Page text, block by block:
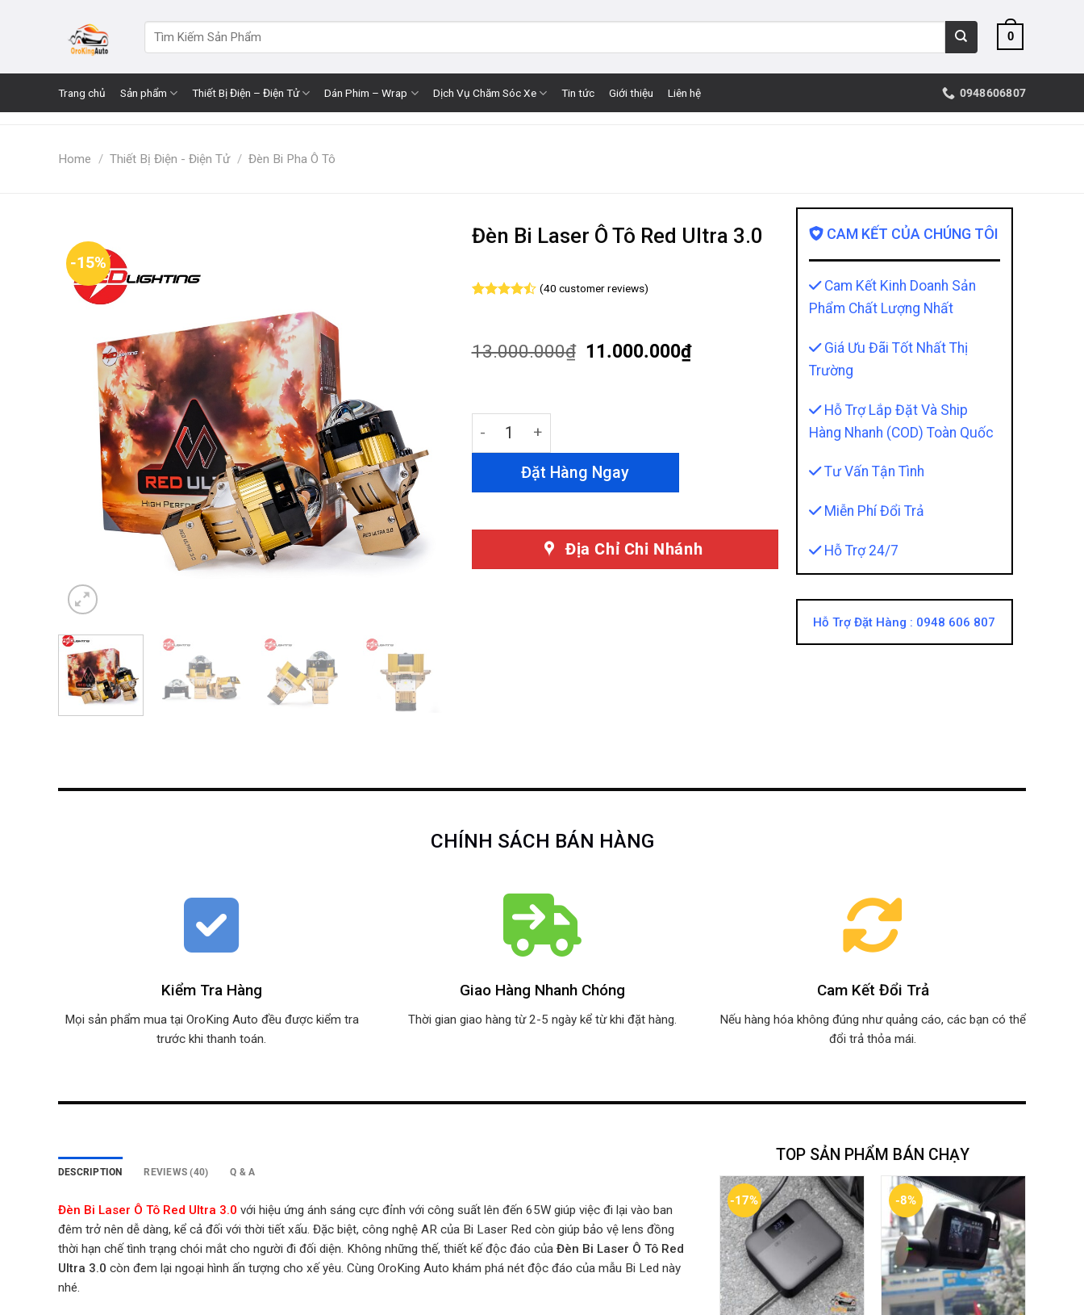
for:
0
Trang chủ Sản phẩm Thiết Bị Điện – Điện Tử Dán Phim – Wrap Dịch Vụ Chăm Sóc Xe Tin tức Giới thiệu Liên hệ 0948606807
Home / Thiết Bị Điện - Điện Tử / Đèn Bi Pha Ô Tô
-15%
Đèn Bi Laser Ô Tô Red Ultra 3.0
based on
customer
(40 customer reviews)
13.000.000₫ 11.000.000₫
Đèn Bi Laser Ô Tô Red Ultra 3.0 quantity
Đặt Hàng Ngay
Địa Chỉ Chi Nhánh
CAM KẾT CỦA CHÚNG TÔI
Cam Kết Kinh Doanh Sản
Phẩm Chất Lượng Nhất
Giá Ưu Đãi Tốt Nhất Thị
Trường
Hỗ Trợ Lắp Đặt Và Ship
Hàng Nhanh (COD) Toàn Quốc
Tư Vấn Tận Tình
Miễn Phí Đổi Trả
Hỗ Trợ 24/7
Hỗ Trợ Đặt Hàng : 0948 606 807
CHÍNH SÁCH BÁN HÀNG
Kiểm Tra Hàng
Mọi sản phẩm mua tại OroKing Auto đều được kiểm tra
trước khi thanh toán.
Giao Hàng Nhanh Chóng
Thời gian giao hàng từ 2-5 ngày kể từ khi đặt hàng.
Cam Kết Đổi Trả
Nếu hàng hóa không đúng như quảng cáo, các bạn có thể
đổi trả thỏa mái.
DESCRIPTION REVIEWS (40) Q & A
Đèn Bi Laser Ô Tô Red Ultra 3.0 với hiệu ứng ánh sáng cực đỉnh với công suất lên đến 65W giúp việc đi lại vào ban
đêm trở nên dễ dàng, kể cả đối với thời tiết xấu. Đặc biệt, công nghệ AR của Bi Laser Red còn giúp bảo vệ lens đồng
thời hạn chế tình trạng chói mắt cho người đi đối diện. Không những thế, thiết kế độc đáo của Đèn Bi Laser Ô Tô Red
Ultra 3.0 còn đem lại ngoại hình ấn tượng cho xế yêu. Cùng OroKing Auto khám phá nét độc đáo của mẫu Bi Led này
nhé.
TOP SẢN PHẨM BÁN CHẠY
-17% -8%